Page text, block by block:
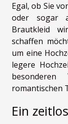
Egal, ob Sie
oder sogar
Brautkleid
schaffen
um eine
legere
romantischen
Ein